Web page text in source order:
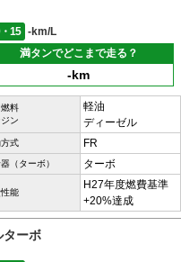
15
-km/L
満タンでどこまで走る？
-km
料
ン
軽油
ディーゼル
式 FR
（ターボ） ターボ
能
H27年度燃費基準
+20%達成
ターボ